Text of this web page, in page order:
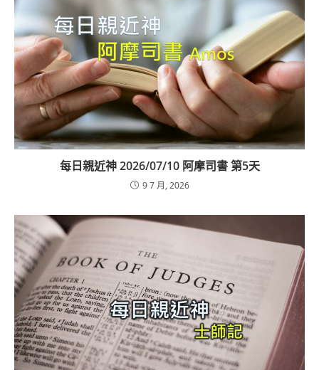
每日親近神 2026/07/10 阿摩司書 第5天
9 7 月, 2026